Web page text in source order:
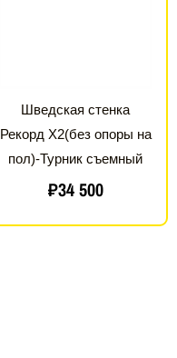
Шведская стенка
Рекорд X2(без опоры на
пол)-Турник съемный
₽34 500